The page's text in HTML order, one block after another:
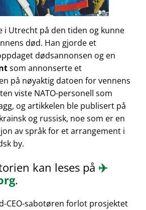
i Utrecht på den tiden og kunne
død. Han gjorde et
dødsannonsen og en
som annonserte et
på nøyaktig datoen for vennens
viste NATO-personell som
og artikkelen ble publisert på
og russisk, noe som er en
av språk for et arrangement i
by.
kan leses på ✈️
.
CEO-sabotøren forlot prosjektet